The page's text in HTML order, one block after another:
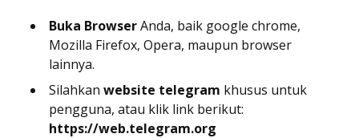
Buka BrowserAnda, baik google chrome,
Mozilla Firefox, Opera, maupun browser
lainnya.
Silahkan website telegram khusus untuk
pengguna, atau klik link berikut:
https://web.telegram.org